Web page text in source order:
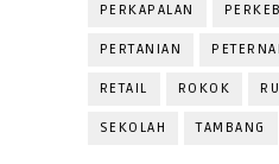
PERKAPALAN
PERTANIAN
RETAIL ROKOK
SEKOLAH TAMBANG